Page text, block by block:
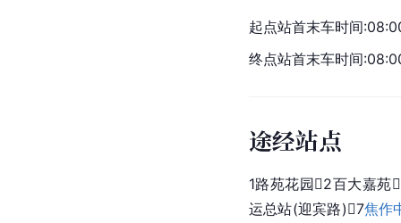
起点站首末车时间
终点站首末车时间
途经站点
1路苑花园2百大嘉苑
运总站(迎宾路)7焦作